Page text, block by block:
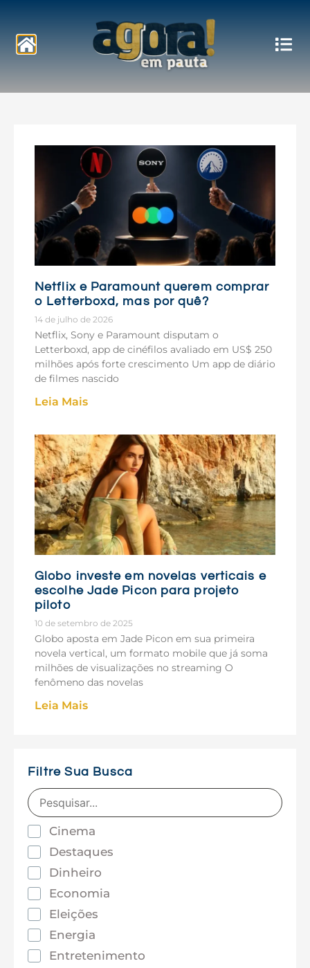
Notícias
Netflix e Paramount querem comprar
o Letterboxd, mas por quê?
14 de julho de 2026
Netflix, Sony e Paramount disputam o
Letterboxd, app de cinéfilos avaliado em US$ 250
milhões após forte crescimento Um app de diário
de filmes nascido
Leia Mais
Globo investe em novelas verticais e
escolhe Jade Picon para projeto
piloto
10 de setembro de 2025
Globo aposta em Jade Picon em sua primeira
novela vertical, um formato mobile que já soma
milhões de visualizações no streaming O
fenômeno das novelas
Leia Mais
Filtre Sua Busca
Cinema
Destaques
Dinheiro
Economia
Eleições
Energia
Entretenimento